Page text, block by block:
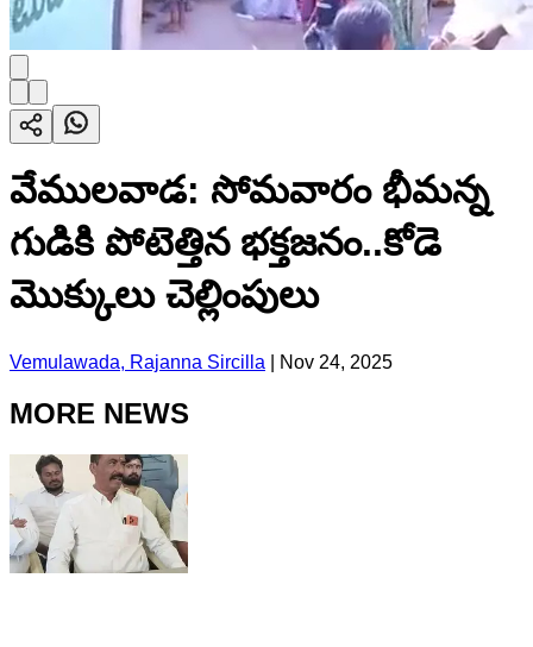
వేములవాడ: సోమవారం భీమన్న
గుడికి పోటెత్తిన భక్తజనం..కోడె
మొక్కులు చెల్లింపులు
Vemulawada, Rajanna Sircilla Nov 24, 2025
MORE NEWS